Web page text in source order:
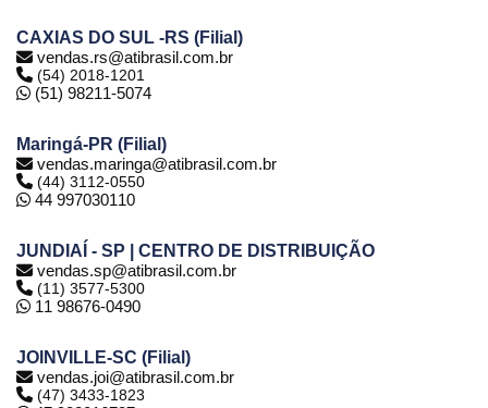
CAXIAS DO SUL -RS (Filial)
vendas.rs@atibrasil.com.br
(54) 2018-1201
(51) 98211-5074
Maringá-PR (Filial)
vendas.maringa@atibrasil.com.br
(44) 3112-0550
44 997030110
JUNDIAÍ - SP | CENTRO DE DISTRIBUIÇÃO
vendas.sp@atibrasil.com.br
(11) 3577-5300
11 98676-0490
JOINVILLE-SC (Filial)
vendas.joi@atibrasil.com.br
(47) 3433-1823